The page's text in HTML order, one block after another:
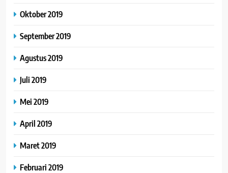
Oktober 2019
September 2019
Agustus 2019
Juli 2019
Mei 2019
April 2019
Maret 2019
Februari 2019